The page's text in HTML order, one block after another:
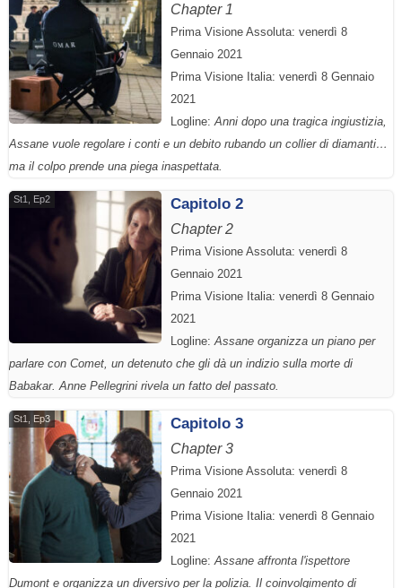
Chapter 1
Prima Visione Assoluta: venerdì 8
Gennaio 2021
Prima Visione Italia: venerdì 8 Gennaio
2021
Logline: Anni dopo una tragica ingiustizia,
Assane vuole regolare i conti e un debito rubando un collier di diamanti…
ma il colpo prende una piega inaspettata.
St1, Ep2 Capitolo 2
Chapter 2
Prima Visione Assoluta: venerdì 8
Gennaio 2021
Prima Visione Italia: venerdì 8 Gennaio
2021
Logline: Assane organizza un piano per
parlare con Comet, un detenuto che gli dà un indizio sulla morte di
Babakar. Anne Pellegrini rivela un fatto del passato.
St1, Ep3 Capitolo 3
Chapter 3
Prima Visione Assoluta: venerdì 8
Gennaio 2021
Prima Visione Italia: venerdì 8 Gennaio
2021
Logline: Assane affronta l'ispettore
Dumont e organizza un diversivo per la polizia. Il coinvolgimento di